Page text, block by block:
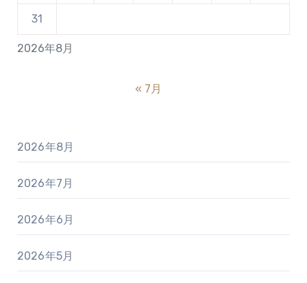
2026年8月
31
« 7月
2026年8月
2026年7月
2026年6月
2026年5月